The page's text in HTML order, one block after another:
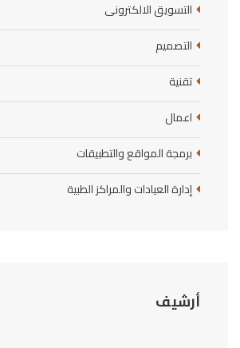
التسويق الالكترونى
التصميم
تقنية
اعمال
برمجة المواقع والتطبيقات
إدارة العيادات والمراكز الطبية
أرشيف